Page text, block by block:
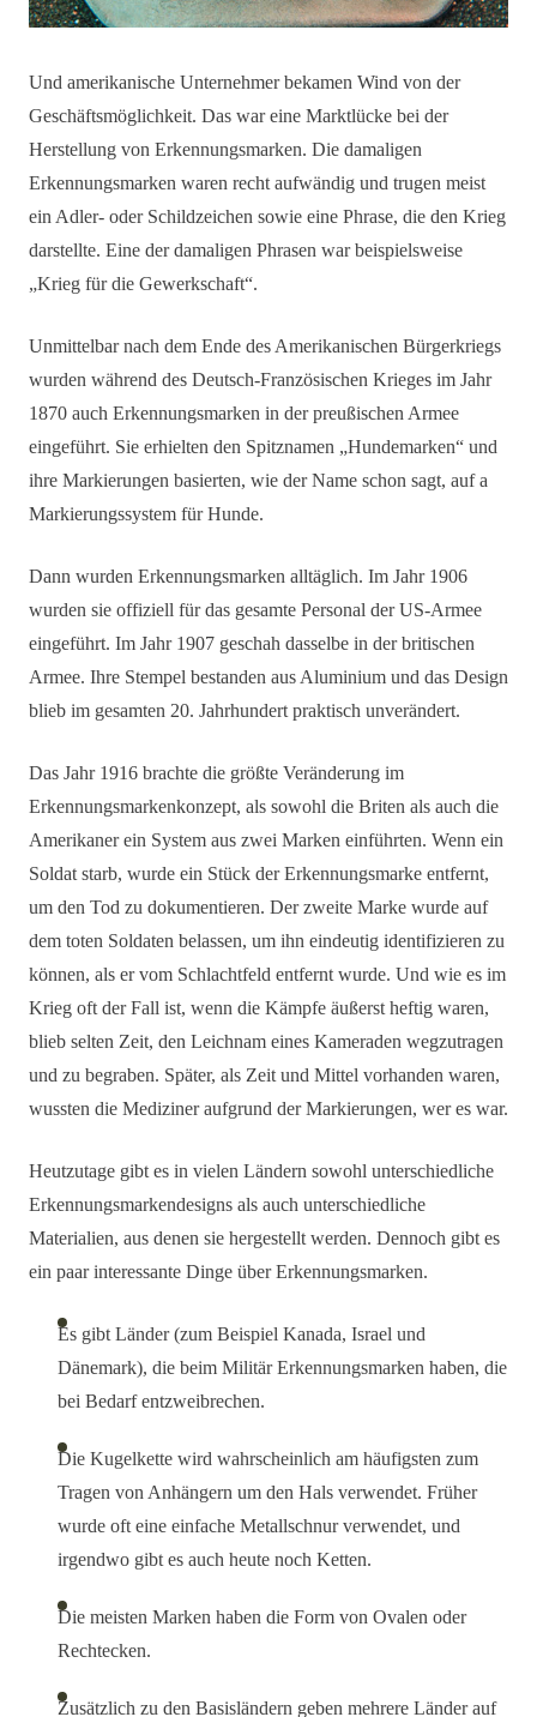
Und amerikanische Unternehmer bekamen Wind von der
Geschäftsmöglichkeit. Das war eine Marktlücke bei der
Herstellung von Erkennungsmarken. Die damaligen
Erkennungsmarken waren recht aufwändig und trugen meist
ein Adler- oder Schildzeichen sowie eine Phrase, die den Krieg
darstellte. Eine der damaligen Phrasen war beispielsweise
„Krieg für die Gewerkschaft“.
Unmittelbar nach dem Ende des Amerikanischen Bürgerkriegs
wurden während des Deutsch-Französischen Krieges im Jahr
1870 auch Erkennungsmarken in der preußischen Armee
eingeführt. Sie erhielten den Spitznamen „Hundemarken“ und
ihre Markierungen basierten, wie der Name schon sagt, auf a
Markierungssystem für Hunde.
Dann wurden Erkennungsmarken alltäglich. Im Jahr 1906
wurden sie offiziell für das gesamte Personal der US-Armee
eingeführt. Im Jahr 1907 geschah dasselbe in der britischen
Armee. Ihre Stempel bestanden aus Aluminium und das Design
blieb im gesamten 20. Jahrhundert praktisch unverändert.
Das Jahr 1916 brachte die größte Veränderung im
Erkennungsmarkenkonzept, als sowohl die Briten als auch die
Amerikaner ein System aus zwei Marken einführten. Wenn ein
Soldat starb, wurde ein Stück der Erkennungsmarke entfernt,
um den Tod zu dokumentieren. Der zweite Marke wurde auf
dem toten Soldaten belassen, um ihn eindeutig identifizieren zu
können, als er vom Schlachtfeld entfernt wurde. Und wie es im
Krieg oft der Fall ist, wenn die Kämpfe äußerst heftig waren,
blieb selten Zeit, den Leichnam eines Kameraden wegzutragen
und zu begraben. Später, als Zeit und Mittel vorhanden waren,
wussten die Mediziner aufgrund der Markierungen, wer es war.
Heutzutage gibt es in vielen Ländern sowohl unterschiedliche
Erkennungsmarkendesigns als auch unterschiedliche
Materialien, aus denen sie hergestellt werden. Dennoch gibt es
ein paar interessante Dinge über Erkennungsmarken.
Es gibt Länder (zum Beispiel Kanada, Israel und
Dänemark), die beim Militär Erkennungsmarken haben, die
bei Bedarf entzweibrechen.
Die Kugelkette wird wahrscheinlich am häufigsten zum
Tragen von Anhängern um den Hals verwendet. Früher
wurde oft eine einfache Metallschnur verwendet, und
irgendwo gibt es auch heute noch Ketten.
Die meisten Marken haben die Form von Ovalen oder
Rechtecken.
Zusätzlich zu den Basisländern geben mehrere Länder auf